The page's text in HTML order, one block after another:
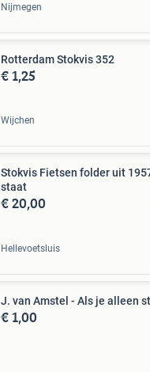
Nijmegen
Rotterdam Stokvis 352
€ 1,25
Wijchen
Stokvis Fietsen folder uit
staat
€ 20,00
Hellevoetsluis
J. van Amstel - Als je alleen
€ 1,00